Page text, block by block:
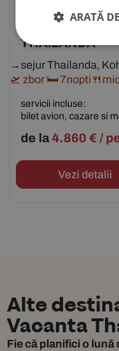
THAILANDA
→sejur Thailanda,
🛫 zbor 🛏
servicii incluse:
bilet avion, cazare si
de la 4.860 € /
Vezi detalii
Alte
Vacanta
Fie că planifici o lună
ARATĂ